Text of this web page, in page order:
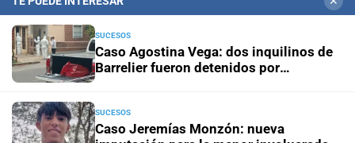
En Asociación con:
SUCESOS
Caso Agostina Vega: dos inquilinos de
Barrelier fueron detenidos por
SUCESOS
Caso Jeremías Monzón: nueva